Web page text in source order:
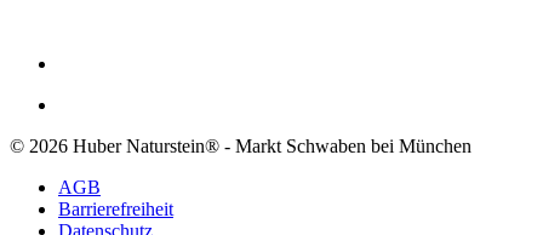
© 2026 Huber Naturstein® - Markt Schwaben bei München
AGB
Barrierefreiheit